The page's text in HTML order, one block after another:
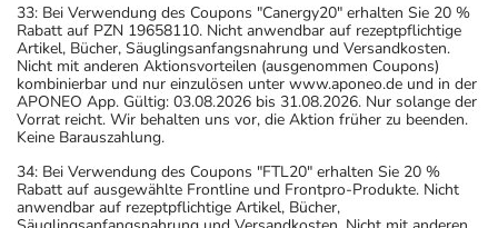
33: Bei Verwendung des Coupons "Canergy20" erhalten Sie 20 %
Rabatt auf PZN 19658110. Nicht anwendbar auf rezeptpflichtige
Artikel, Bücher, Säuglingsanfangsnahrung und Versandkosten.
Nicht mit anderen Aktionsvorteilen (ausgenommen Coupons)
kombinierbar und nur einzulösen unter www.aponeo.de und in der
APONEO App. Gültig: 03.08.2026 bis 31.08.2026. Nur solange der
Vorrat reicht. Wir behalten uns vor, die Aktion früher zu beenden.
Keine Barauszahlung.
34: Bei Verwendung des Coupons "FTL20" erhalten Sie 20 %
Rabatt auf ausgewählte Frontline und Frontpro-Produkte. Nicht
anwendbar auf rezeptpflichtige Artikel, Bücher,